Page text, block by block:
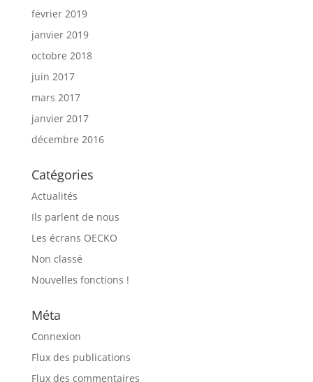
février 2019
janvier 2019
octobre 2018
juin 2017
mars 2017
janvier 2017
décembre 2016
Catégories
Actualités
Ils parlent de nous
Les écrans OECKO
Non classé
Nouvelles fonctions !
Méta
Connexion
Flux des publications
Flux des commentaires